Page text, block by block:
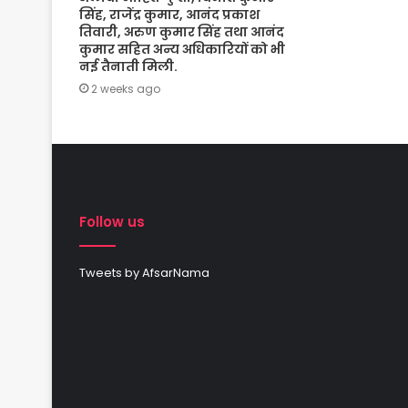
सिंह, राजेंद्र कुमार, आनंद प्रकाश
तिवारी, अरुण कुमार सिंह तथा आनंद
कुमार सहित अन्य अधिकारियों को भी
नई तैनाती मिली.
2 weeks ago
Follow us
Tweets by AfsarNama